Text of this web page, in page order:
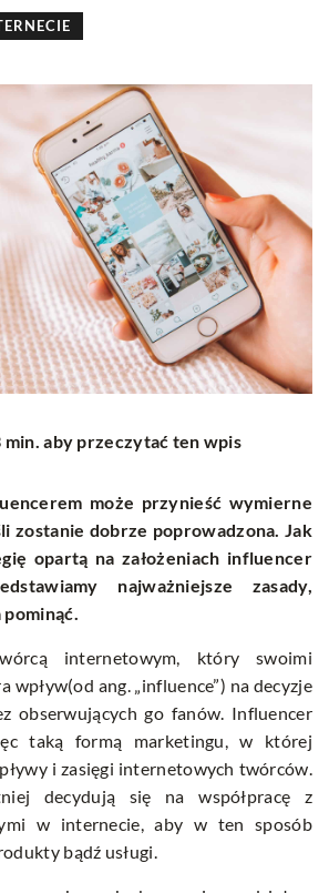
aby przeczytać ten wpis
może przynieść wymierne
zostanie dobrze poprowadzona. Jak
opartą na założeniach influencer
najważniejsze zasady,
internetowym, który swoimi
wpływ(od ang. „influence”) na decyzje
obserwujących go fanów. Influencer
taką formą marketingu, w której
i zasięgi internetowych twórców.
decydują się na współpracę z
w internecie, aby w ten sposób
bądź usługi.